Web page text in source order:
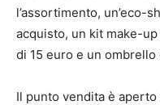
l’assortimento, un’eco-
acquisto, un kit make-
di 15 euro e un
Il punto vendita è